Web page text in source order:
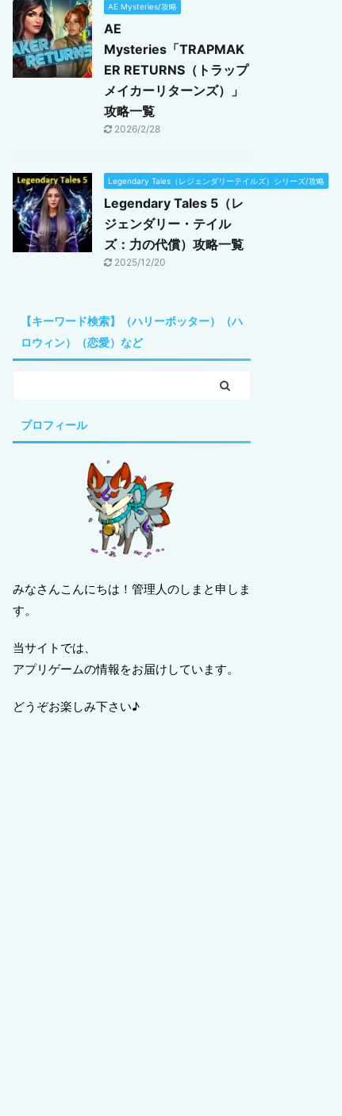
AE Mysteries/攻略
AE
Mysteries「TRAPMAK
ER RETURNS（トラップ
メイカーリターンズ）」
攻略一覧
2026/2/28
Legendary Tales（レジェンダリーテイルズ）シリーズ/攻略
Legendary Tales 5（レ
ジェンダリー・テイル
ズ：力の代償）攻略一覧
2025/12/20
【キーワード検索】（ハリーポッター）（ハ
ロウィン）（恋愛）など
プロフィール
みなさんこんにちは！管理人のしまと申しま
す。
当サイトでは、
アプリゲームの情報をお届けしています。
どうぞお楽しみ下さい♪